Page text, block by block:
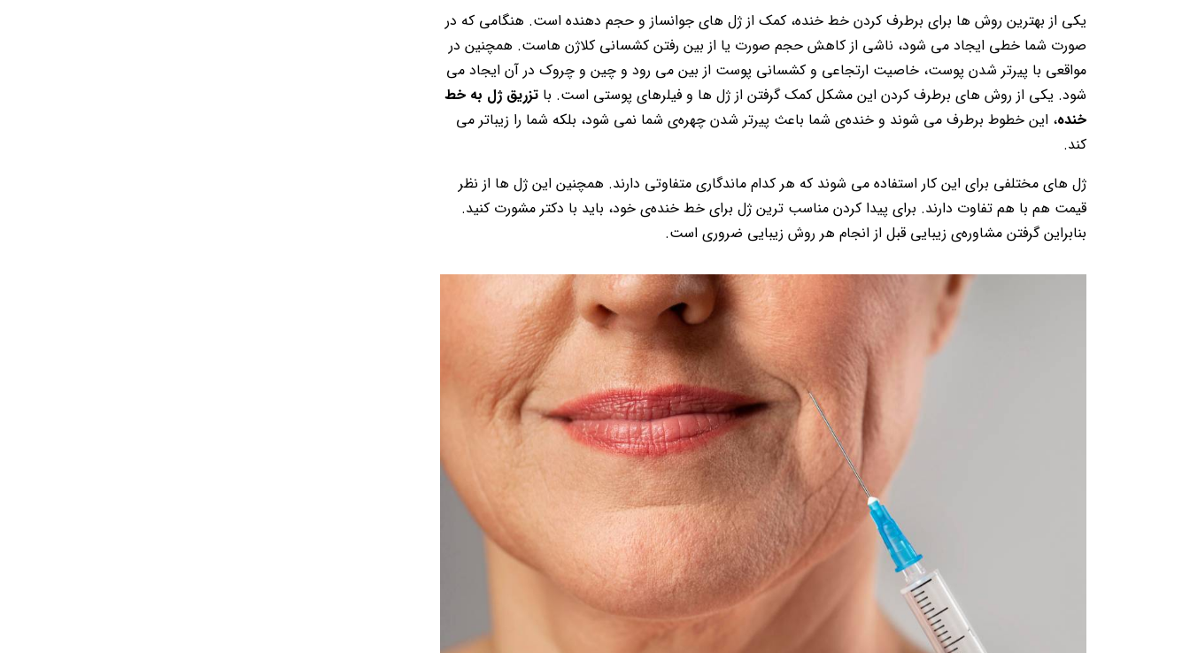
یکی از بهترین روش ها برای برطرف کردن خط خنده، کمک از ژل های جوانساز و حجم دهنده است. هنگامی که در
صورت شما خطی ایجاد می شود، ناشی از کاهش حجم صورت یا از بین رفتن کشسانی کلاژن هاست. همچنین در
مواقعی با پیرتر شدن پوست، خاصیت ارتجاعی و کشسانی پوست از بین می رود و چین و چروک در آن ایجاد می
شود. یکی از روش های برطرف کردن این مشکل کمک گرفتن از ژل ها و فیلرهای پوستی است. با تزریق ژل به خط
خنده، این خطوط برطرف می شوند و خنده‌ی شما باعث پیرتر شدن چهره‌ی شما نمی شود، بلکه شما را زیباتر می
کند.
ژل های مختلفی برای این کار استفاده می شوند که هر کدام ماندگاری متفاوتی دارند. همچنین این ژل ها از نظر
قیمت هم با هم تفاوت دارند. برای پیدا کردن مناسب ترین ژل برای خط خنده‌ی خود، باید با دکتر مشورت کنید.
بنابراین گرفتن مشاوره‌ی زیبایی قبل از انجام هر روش زیبایی ضروری است.